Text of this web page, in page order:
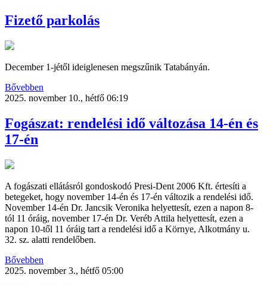
Fizető parkolás
December 1-jétől ideiglenesen megszűnik Tatabányán.
Bővebben
2025. november 10., hétfő 06:19
Fogászat: rendelési idő változása 14-én és
17-én
A fogászati ellátásról gondoskodó Presi-Dent 2006 Kft. értesíti a
betegeket, hogy november 14-én és 17-én változik a rendelési idő.
November 14-én Dr. Jancsik Veronika helyettesít, ezen a napon 8-
tól 11 óráig, november 17-én Dr. Veréb Attila helyettesít, ezen a
napon 10-től 11 óráig tart a rendelési idő a Környe, Alkotmány u.
32. sz. alatti rendelőben.
Bővebben
2025. november 3., hétfő 05:00